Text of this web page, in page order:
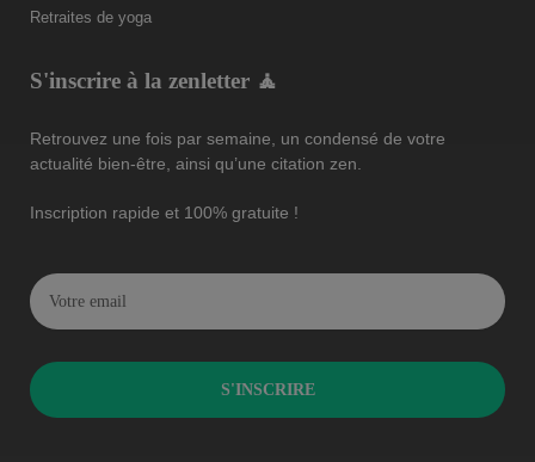
Retraites de yoga
S'inscrire à la zenletter 🧘
Retrouvez une fois par semaine, un condensé de votre
actualité bien-être, ainsi qu’une citation zen.
Inscription rapide et 100% gratuite !
S'INSCRIRE